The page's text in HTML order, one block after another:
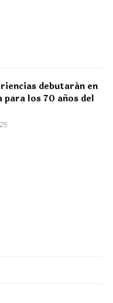
debutarán en
para los 70 años del